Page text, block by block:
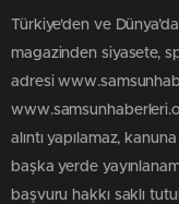
Türkiye'den ve
magazinden siyasete,
adresi
alıntı yapılamaz,
başka yerde
başvuru hakkı saklı